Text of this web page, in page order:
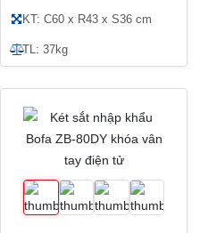
KT: C60 x R43 x S36 cm
TL: 37kg